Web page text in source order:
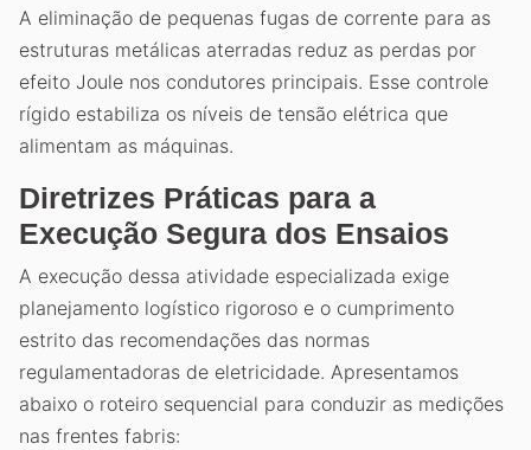
A eliminação de pequenas fugas de corrente para as
estruturas metálicas aterradas reduz as perdas por
efeito Joule nos condutores principais. Esse controle
rígido estabiliza os níveis de tensão elétrica que
alimentam as máquinas.
Diretrizes Práticas para a
Execução Segura dos Ensaios
A execução dessa atividade especializada exige
planejamento logístico rigoroso e o cumprimento
estrito das recomendações das normas
regulamentadoras de eletricidade. Apresentamos
abaixo o roteiro sequencial para conduzir as medições
nas frentes fabris: